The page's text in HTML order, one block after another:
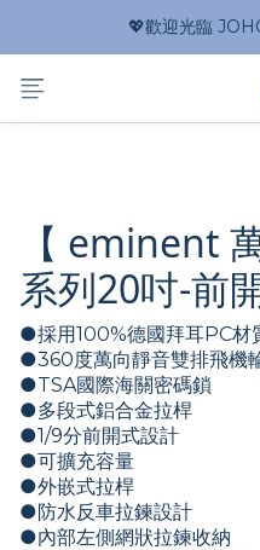
💖歡迎光臨
【 eminent
系列20吋-前
●採用100%德國拜耳PC材
●360度萬向靜音雙排飛機
●TSA國際海關密碼鎖
●多段式鋁合金拉桿
●1/9分前開式設計
●可擴充容量
●外嵌式拉桿
●防水反車拉鍊設計
●內部左側網狀拉鍊收納